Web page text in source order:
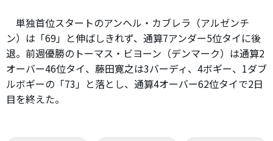
単独首位スタートのアンヘル・カブレラ（アルゼンチ
ン）は「69」と伸ばしきれず、通算7アンダー5位タイに後
退。前週優勝のトーマス・ビヨーン（デンマーク）は通算2
オーバー46位タイ、藤田寛之は3バーディ、4ボギー、1ダブ
ルボギーの「73」と落とし、通算4オーバー62位タイで2日
目を終えた。